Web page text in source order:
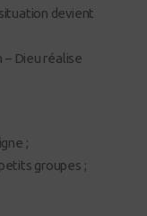
devient
– Dieu réalise
;
groupes ;